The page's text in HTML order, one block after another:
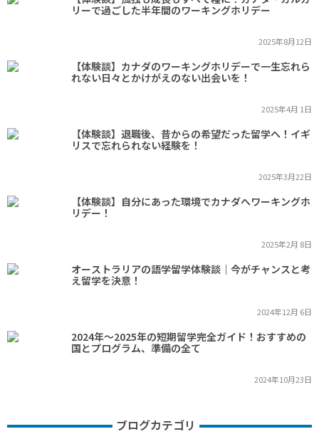
リーで過ごした半年間のワーキングホリデー
2025年8月12日
【体験談】カナダのワーキングホリデーで一生忘れら
れない日々とかけがえのない出会いを！
2025年4月 1日
【体験談】退職後、昔からの希望だった留学へ！イギ
リスで忘れられない経験を！
2025年3月22日
【体験談】自分にあった環境でカナダへワーキングホ
リデー！
2025年2月 8日
オーストラリアの語学留学体験談｜今がチャンスと考
え留学を決意！
2024年12月 6日
2024年～2025年の短期留学完全ガイド！おすすめの
国とプログラム、準備の全て
2024年10月23日
ブログカテゴリ